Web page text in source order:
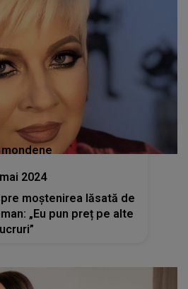
2024
moștenirea lăsată de
„Eu pun preț pe alte